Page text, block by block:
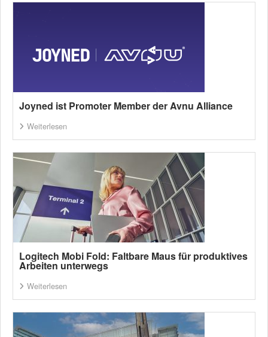
Joyned ist Promoter Member der Avnu Alliance
Weiterlesen
Logitech Mobi Fold: Faltbare Maus für produktives
Arbeiten unterwegs
Weiterlesen